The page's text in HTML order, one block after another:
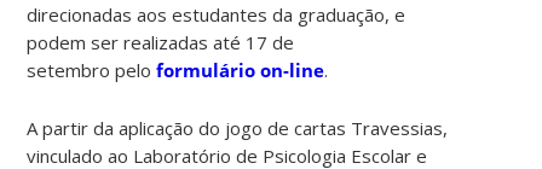
direcionadas aos estudantes da graduação, e
podem ser realizadas até 17 de
setembro peloformulário on-line.
A partir da aplicação do jogo de cartas Travessias,
vinculado ao Laboratório de Psicologia Escolar e